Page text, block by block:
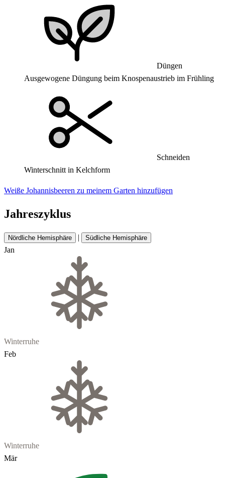
Düngen
Ausgewogene Düngung beim Knospenaustrieb im Frühling
Schneiden
Winterschnitt in Kelchform
Weiße Johannisbeeren zu meinem Garten hinzufügen
Jahreszyklus
Nördliche Hemisphäre | Südliche Hemisphäre
Jan
Winterruhe
Feb
Winterruhe
Mär